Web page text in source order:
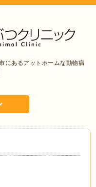
にあるアットホームな動物病